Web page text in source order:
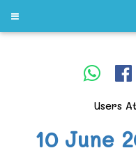
Users
10 June